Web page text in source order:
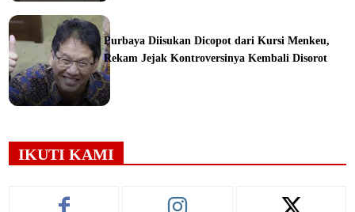
Purbaya Diisukan Dicopot dari Kursi Menkeu,
Rekam Jejak Kontroversinya Kembali Disorot
IKUTI KAMI